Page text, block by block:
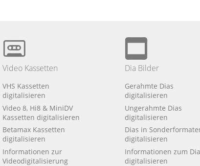
Video Kassetten
VHS Kassetten
digitalisieren
Video 8, Hi8 & MiniDV
Kassetten digitalisieren
Betamax Kassetten
digitalisieren
Informationen zur
Videodigitalisierung
Dia Bilder
Gerahmte Dias
digitalisieren
Ungerahmte Dias
digitalisieren
Dias in
digitalisieren
Informationen zum Dia
digitalisieren